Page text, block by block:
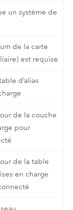
un système de
de la carte
est requise
d’alias
de la couche
pour
de la table
en charge